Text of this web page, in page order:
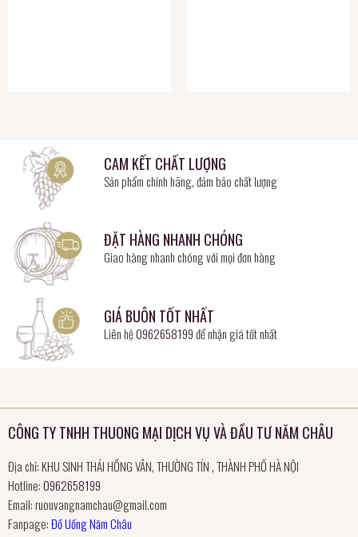
CAM KẾT CHẤT LƯỢNG
Sản phẩm chính hãng, đảm bảo chất lượng
ĐẶT HÀNG NHANH CHÓNG
Giao hàng nhanh chóng với mọi đơn hàng
GIÁ BUÔN TỐT NHẤT
Liên hệ0962658199để nhận giá tốt nhất
CÔNG TY TNHH THUONG MẠI DỊCH VỤ VÀ ĐẦU TƯ NĂM CHÂU
Địa chỉ: KHU SINH THÁI HỒNG VÂN, THƯỜNG TÍN , THÀNH PHỐ HÀ NỘI
Hotline:0962658199
Email:ruouvangnamchau@gmail.com
Fanpage:Đồ Uống Năm Châu